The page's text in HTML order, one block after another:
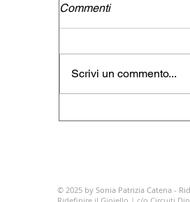
Commenti
Scrivi un commento...
© 2025 by Sonia Patrizia Catena -